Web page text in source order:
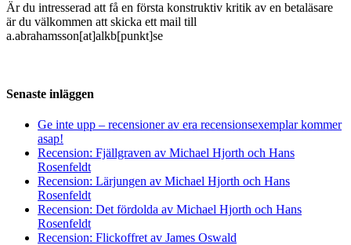
Är du intresserad att få en första konstruktiv kritik av en betaläsare
är du välkommen att skicka ett mail till
a.abrahamsson[at]alkb[punkt]se
Senaste inläggen
Ge inte upp – recensioner av era recensionsexemplar kommer
asap!
Recension: Fjällgraven av Michael Hjorth och Hans
Rosenfeldt
Recension: Lärjungen av Michael Hjorth och Hans
Rosenfeldt
Recension: Det fördolda av Michael Hjorth och Hans
Rosenfeldt
Recension: Flickoffret av James Oswald